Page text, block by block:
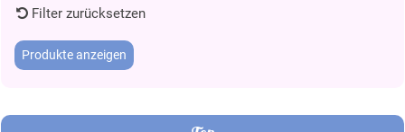
Filter zurücksetzen